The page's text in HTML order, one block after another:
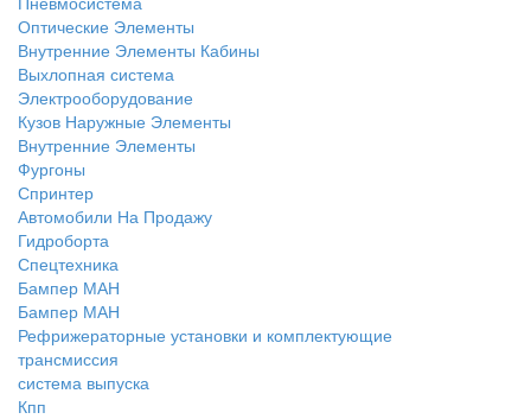
Оптические Элементы
Внутренние Элементы Кабины
Выхлопная система
Электрооборудование
Кузов Наружные Элементы
Внутренние Элементы
Фургоны
Спринтер
Автомобили На Продажу
Гидроборта
Спецтехника
Бампер МАН
Бампер МАН
Рефрижераторные установки и комплектующие
трансмиссия
система выпуска
Кпп